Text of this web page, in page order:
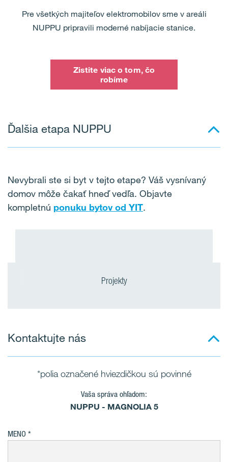
Pre všetkých majiteľov elektromobilov sme v areáli
NUPPU pripravili moderné nabíjacie stanice.
Zistite viac o tom, čo
robíme
Ďalšia etapa NUPPU
Nevybrali ste si byt v tejto etape? Váš vysnívaný
domov môže čakať hneď vedľa. Objavte
kompletnú ponuku bytov od YIT.
Projekty
Kontaktujte nás
*polia označené hviezdičkou sú povinné
Vaša správa ohľadom:
NUPPU - MAGNOLIA 5
MENO